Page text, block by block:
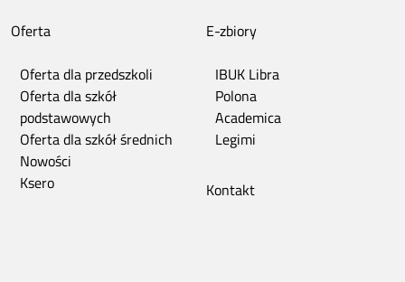
Oferta
Oferta dla przedszkoli
Oferta dla szkół
podstawowych
Oferta dla szkół średnich
Nowości
Ksero
E-zbiory
IBUK Libra
Polona
Academica
Legimi
Kontakt